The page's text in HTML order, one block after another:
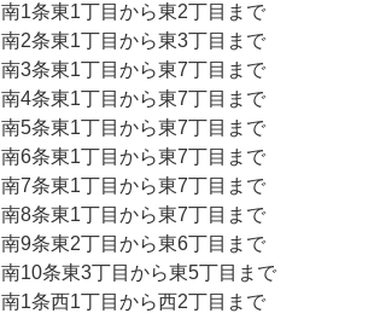
南1条東1丁目から東2丁目まで
南2条東1丁目から東3丁目まで
南3条東1丁目から東7丁目まで
南4条東1丁目から東7丁目まで
南5条東1丁目から東7丁目まで
南6条東1丁目から東7丁目まで
南7条東1丁目から東7丁目まで
南8条東1丁目から東7丁目まで
南9条東2丁目から東6丁目まで
南10条東3丁目から東5丁目まで
南1条西1丁目から西2丁目まで